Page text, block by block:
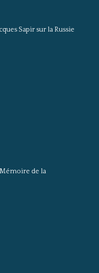
Sapir sur la Russie
de la